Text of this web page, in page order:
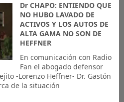
Dr CHAPO: ENTIENDO QUE
NO HUBO LAVADO DE
ACTIVOS Y LOS AUTOS DE
ALTA GAMA NO SON DE
HEFFNER
En comunicación con Radio
Fan el abogado defensor
-Lorenzo Heffner- Dr. Gastón
de la situación